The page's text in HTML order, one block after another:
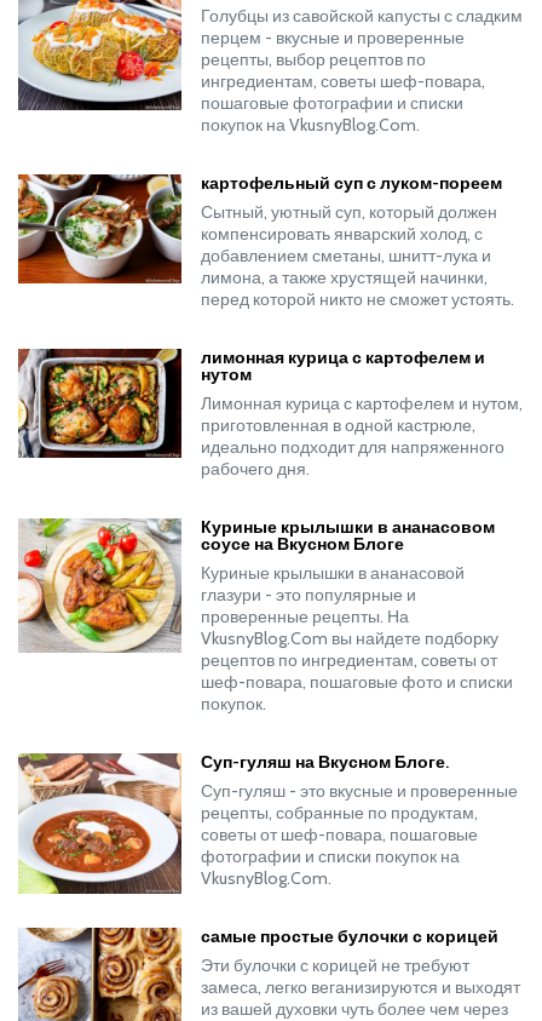
Голубцы из савойской капусты с сладким
перцем - вкусные и проверенные
рецепты, выбор рецептов по
ингредиентам, советы шеф-повара,
пошаговые фотографии и списки
покупок на VkusnyBlog.Com.
картофельный суп с луком-пореем
Сытный, уютный суп, который должен
компенсировать январский холод, с
добавлением сметаны, шнитт-лука и
лимона, а также хрустящей начинки,
перед которой никто не сможет устоять.
лимонная курица с картофелем и
нутом
Лимонная курица с картофелем и нутом,
приготовленная в одной кастрюле,
идеально подходит для напряженного
рабочего дня.
Куриные крылышки в ананасовом
соусе на Вкусном Блоге
Куриные крылышки в ананасовой
глазури - это популярные и
проверенные рецепты. На
VkusnyBlog.Com вы найдете подборку
рецептов по ингредиентам, советы от
шеф-повара, пошаговые фото и списки
покупок.
Суп-гуляш на Вкусном Блоге.
Суп-гуляш - это вкусные и проверенные
рецепты, собранные по продуктам,
советы от шеф-повара, пошаговые
фотографии и списки покупок на
VkusnyBlog.Com.
самые простые булочки с корицей
Эти булочки с корицей не требуют
замеса, легко веганизируются и выходят
из вашей духовки чуть более чем через